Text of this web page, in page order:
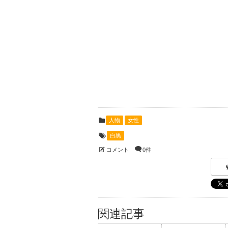
人物 女性
白黒
コメント 0件
関連記事